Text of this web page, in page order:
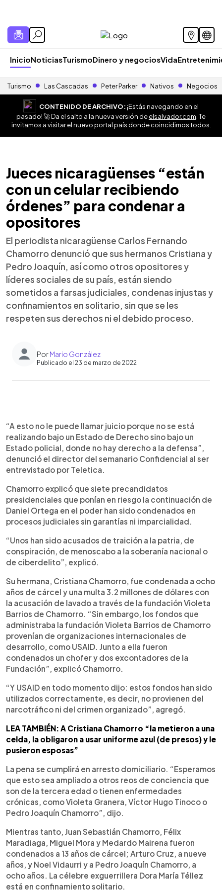
InicioNoticiasTurismoDinero y negociosVida
Turismo Las Cascadas Peter Parker Nativos Negocios
CONTENIDO DE ARCHIVO:¡Estás navegando en el
pasado! 🚀 Da el salto a la nueva versión deelsalvador.com . Te
invitamos a visitar el nuevo portal país donde coincidimos todos.
Jueces nicaragüenses “están
con un celular recibiendo
órdenes” para condenar a
opositores
El periodista nicaragüense Carlos Fernando
Chamorro denunció que sus hermanos Cristiana y
Pedro Joaquín, así como otros opositores y
líderes sociales de su país, están siendo
sometidos a farsas judiciales, condenas injustas y
confinamientos en solitario, sin que se les
respeten sus derechos ni el debido proceso.
PorMario González
Publicado el 23 de marzo de 2022
Escuchar artículo
“A esto no le puede llamar juicio porque no se está
realizando bajo un Estado de Derecho sino bajo un
Estado policial, donde no hay derecho a la defensa”,
denunció el director del semanario Confidencial al ser
entrevistado por Teletica.
Chamorro explicó que siete precandidatos
presidenciales que ponían en riesgo la continuación de
Daniel Ortega en el poder han sido condenados en
procesos judiciales sin garantías ni imparcialidad.
“Unos han sido acusados de traición a la patria, de
conspiración, de menoscabo a la soberanía nacional o
de ciberdelito”, explicó.
Su hermana, Cristiana Chamorro, fue condenada a ocho
años de cárcel y una multa 3.2 millones de dólares con
la acusación de lavado a través de la fundación Violeta
Barrios de Chamorro. “Sin embargo, los fondos que
administraba la fundación Violeta Barrios de Chamorro
provenían de organizaciones internacionales de
desarrollo, como USAID. Junto a ella fueron
condenados un chofer y dos excontadores de la
Fundación”, explicó Chamorro.
“Y USAID en todo momento dijo: estos fondos han sido
utilizados correctamente, es decir, no provienen del
narcotráfico ni del crimen organizado”, agregó.
LEA TAMBIÉN: A Cristiana Chamorro “la metieron a una
celda, la obligaron a usar uniforme azul (de presos) y le
pusieron esposas”
La pena se cumplirá en arresto domiciliario. “Esperamos
que esto sea ampliado a otros reos de conciencia que
son de la tercera edad o tienen enfermedades
crónicas, como Violeta Granera, Víctor Hugo Tinoco o
Pedro Joaquín Chamorro”, dijo.
Mientras tanto, Juan Sebastián Chamorro, Félix
Maradiaga, Miguel Mora y Medardo Mairena fueron
condenados a 13 años de cárcel; Arturo Cruz, a nueve
años, y Noel Vidaurri y a Pedro Joaquín Chamorro, a
ocho años. La célebre exguerrillera Dora María Téllez
está en confinamiento solitario.